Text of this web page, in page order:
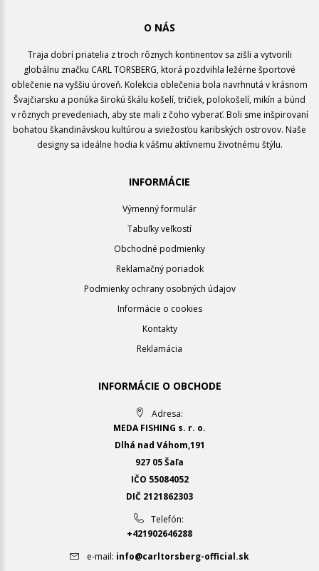
O NÁS
Traja dobrí priatelia z troch rôznych kontinentov sa zišli a vytvorili
globálnu značku CARL TORSBERG, ktorá pozdvihla ležérne športové
oblečenie na vyššiu úroveň. Kolekcia oblečenia bola navrhnutá v krásnom
Švajčiarsku a ponúka širokú škálu košelí, tričiek, polokošelí, mikín a búnd
v rôznych prevedeniach, aby ste mali z čoho vyberať. Boli sme inšpirovaní
bohatou škandinávskou kultúrou a sviežosťou karibských ostrovov. Naše
designy sa ideálne hodia k vášmu aktívnemu životnému štýlu.
INFORMÁCIE
Výmenný formulár
Tabuľky veľkostí
Obchodné podmienky
Reklamačný poriadok
Podmienky ochrany osobných údajov
Informácie o cookies
Kontakty
Reklamácia
INFORMÁCIE O OBCHODE
Adresa:
MEDA FISHING s. r. o.
Dlhá nad Váhom,191
927 05 Šaľa
IČO 55084052
DIČ 2121862303
Telefón:
+421902646288
e-mail: info@carltorsberg-official.sk